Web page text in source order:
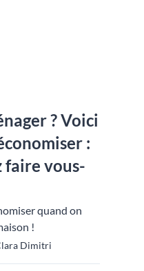
? Voici
:
faire vous-
quand on
!
Dimitri